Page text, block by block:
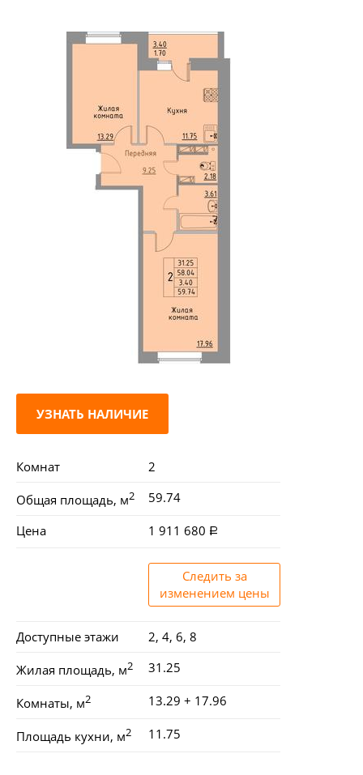
УЗНАТЬ НАЛИЧИЕ
Комнат 2
Общая площадь, м2 59.74
Цена 1 911 680
Следить за
изменением цены
Доступные этажи 2, 4, 6, 8
Жилая площадь, м2 31.25
Комнаты, м2 13.29 + 17.96
Площадь кухни, м2 11.75